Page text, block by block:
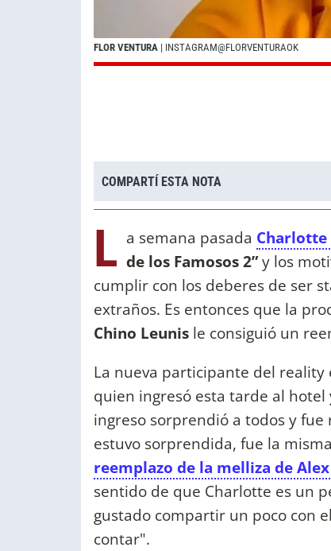
FLOR VENTURA | INSTAGRAM@FLORVENTURAOK
COMPARTÍ ESTA NOTA
L a semana pasada Charlotte
de los Famosos 2”y los
cumplir con los deberes de ser
extraños. Es entonces que la
Chino Leunis le consiguió un
La nueva participante del reality
quien ingresó esta tarde al hotel
ingreso sorprendió a todos y
estuvo sorprendida, fue la misma
reemplazo de la melliza de
sentido de que Charlotte es un
gustado compartir un poco con
contar".